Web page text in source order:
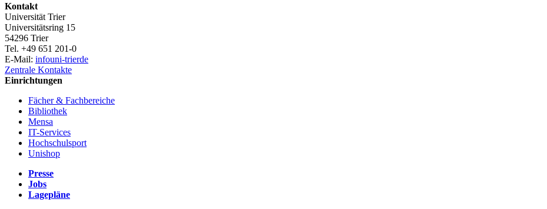
Kontakt
Universität Trier
Universitätsring 15
54296 Trier
Tel. +49 651 201-0
E-Mail: infouni-trierde
Zentrale Kontakte
Einrichtungen
Fächer & Fachbereiche
Bibliothek
Mensa
IT-Services
Hochschulsport
Unishop
Presse
Jobs
Lagepläne